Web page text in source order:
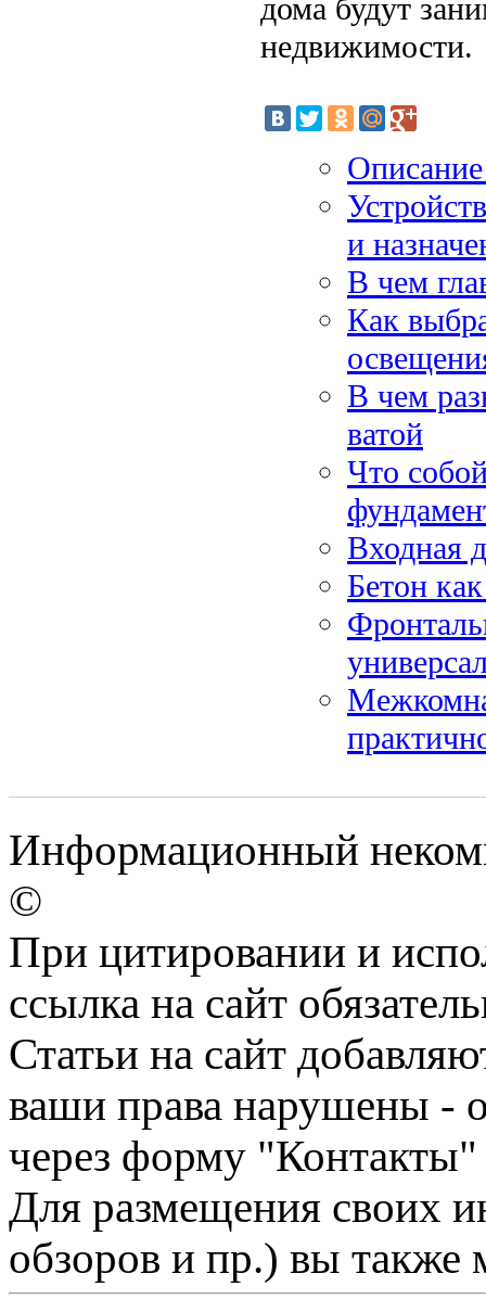
дома будут
недвижимости.
Описание
и
В чем
Как
В чем
ватой
Что
Входная
Бетон
Информационный
©
При цитировании и
ссылка на сайт
Статьи на сайт
ваши права нарушены -
через форму "Контакты"
Для размещения своих
обзоров и пр.) вы также